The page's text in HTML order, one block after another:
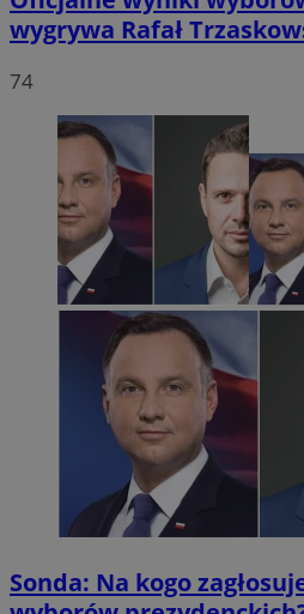
wygrywa Rafał
74
Sonda: Na kogo